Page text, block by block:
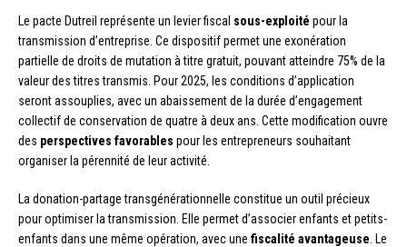
Le pacte Dutreil représente un levier fiscal sous-exploité pour la
transmission d’entreprise. Ce dispositif permet une exonération
partielle de droits de mutation à titre gratuit, pouvant atteindre 75% de la
valeur des titres transmis. Pour 2025, les conditions d’application
seront assouplies, avec un abaissement de la durée d’engagement
collectif de conservation de quatre à deux ans. Cette modification ouvre
des perspectives favorables pour les entrepreneurs souhaitant
organiser la pérennité de leur activité.
La donation-partage transgénérationnelle constitue un outil précieux
pour optimiser la transmission. Elle permet d’associer enfants et petits-
enfants dans une même opération, avec une fiscalité avantageuse . Le